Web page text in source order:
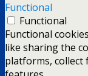
Functional
Functional
Functional
like sharing the
platforms, collect